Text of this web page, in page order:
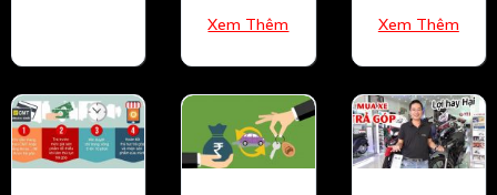
Xem Thêm Xem Thêm